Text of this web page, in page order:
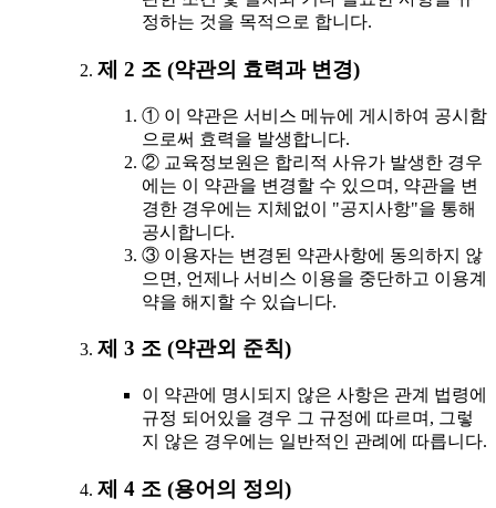
정하는 것을 목적으로 합니다.
제 2 조 (약관의 효력과 변경)
① 이 약관은 서비스 메뉴에 게시하여 공시함
으로써 효력을 발생합니다.
② 교육정보원은 합리적 사유가 발생한 경우
에는 이 약관을 변경할 수 있으며, 약관을 변
경한 경우에는 지체없이 "공지사항"을 통해
공시합니다.
③ 이용자는 변경된 약관사항에 동의하지 않
으면, 언제나 서비스 이용을 중단하고 이용계
약을 해지할 수 있습니다.
제 3 조 (약관외 준칙)
이 약관에 명시되지 않은 사항은 관계 법령에
규정 되어있을 경우 그 규정에 따르며, 그렇
지 않은 경우에는 일반적인 관례에 따릅니다.
제 4 조 (용어의 정의)